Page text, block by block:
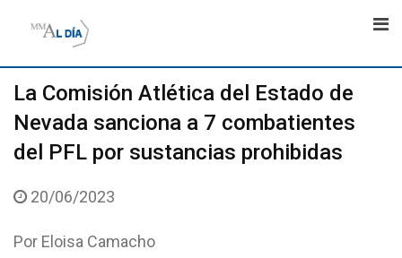
La Comisión Atlética del Estado de
Nevada sanciona a 7 combatientes
del PFL por sustancias prohibidas
20/06/2023
Por Eloisa Camacho